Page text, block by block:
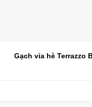
Gạch vỉa hè Terrazzo